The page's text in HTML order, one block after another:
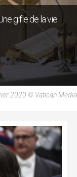
gifle de la vie
2020 © Vatican Media